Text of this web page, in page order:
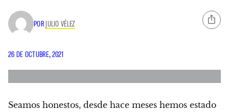
POR JULIO VÉLEZ
26 DE OCTUBRE, 2021
Seamos honestos, desde hace meses hemos estado